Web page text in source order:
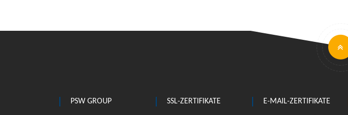
PSW GROUP SSL-ZERTIFIKATE E-MAIL-ZERTIFIKATE